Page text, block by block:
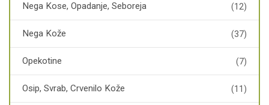
Nega Kose, Opadanje, Seboreja (12)
Nega Kože (37)
Opekotine (7)
Osip, Svrab, Crvenilo Kože (11)